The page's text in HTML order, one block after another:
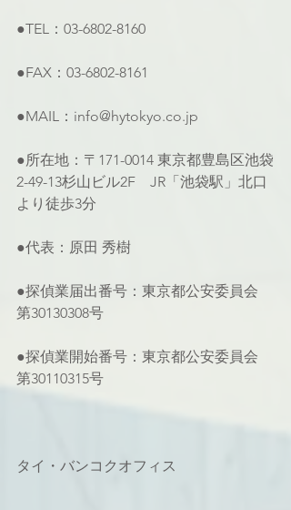
●TEL：03-6802-8160
●FAX：03-6802-8161
●MAIL：info@hytokyo.co.jp
●所在地：〒171-0014 東京都豊島区池袋
2-49-13杉山ビル2F　JR「池袋駅」北口
より徒歩3分
●代表：原田 秀樹
●探偵業届出番号：東京都公安委員会
第30130308号
●探偵業開始番号：東京都公安委員会
第30110315号
タイ・バンコクオフィス